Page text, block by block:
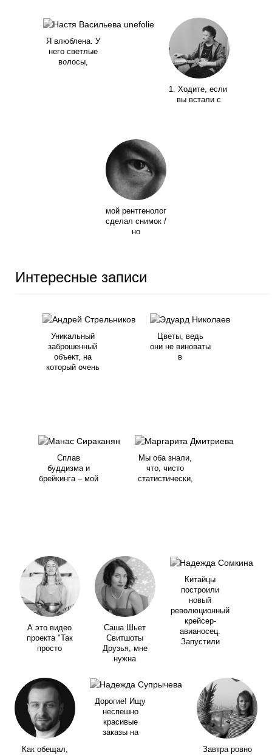
Я влюблена. У
него светлые
волосы,
1. Ходите, если
вы встали с
мой рентгенолог
сделал снимок /
но
Интересные записи
Уникальный
заброшенный
объект, на
который очень
Цветы, ведь
они не виноваты
в
Сплав
буддизма и
брейкинга – мой
Мы оба знали,
что, чисто
статистически,
А это видео
проекта "Так
просто
Саша Шьет
Свитшоты
Друзья, мне
нужна
Китайцы
построили
новый
революционный
крейсер-
авианосец.
Запустили
Как обещал,
Дорогие! Ищу
неспешно
красивые
заказы на
Завтра ровно